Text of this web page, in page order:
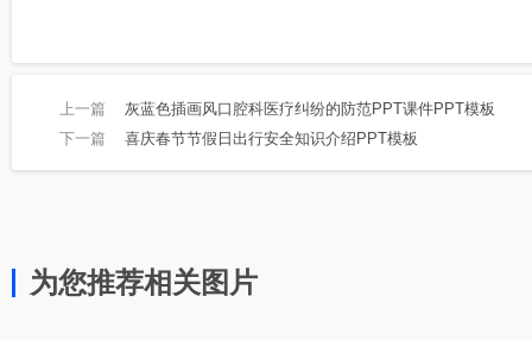
上一篇 灰蓝色插画风口腔科医疗纠纷的防范PPT课件PPT模板
下一篇 喜庆春节节假日出行安全知识介绍PPT模板
为您推荐相关图片